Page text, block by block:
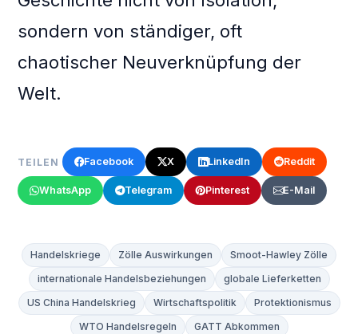
sondern von ständiger, oft
chaotischer Neuverknüpfung der
Welt.
TEILEN Facebook X LinkedIn Reddit
WhatsApp Telegram Pinterest E-Mail
Handelskriege Zölle Auswirkungen
Smoot-Hawley Zölle
internationale Handelsbeziehungen
globale Lieferketten
US China Handelskrieg
Wirtschaftspolitik
Protektionismus
WTO Handelsregeln
GATT Abkommen